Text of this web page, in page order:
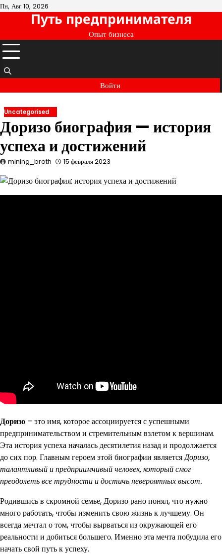
Перейти
содержимому
Пн, Авг 10, 2026
Путь предпринимателя
Опыт бизнеса
Войти
Uncategorised
Доризо биография — история
успеха и достижений
mining_broth 15 февраля 2023
Доризо – это имя, которое ассоциируется с успешными
предпринимательством и стремительным взлетом к вершинам.
Эта история успеха началась десятилетия назад и продолжается
до сих пор. Главным героем этой биографии являетсяДоризо,
талантливый и предприимчивый человек, который смог
преодолеть все трудности и достичь невероятных высот.
Родившись в скромной семье, Доризо рано понял, что нужно
много работать, чтобы изменить свою жизнь к лучшему. Он
всегда мечтал о том, чтобы вырваться из окружающей его
реальности и добиться большего. Именно эта мечта побудила его
начать свой путь к успеху.